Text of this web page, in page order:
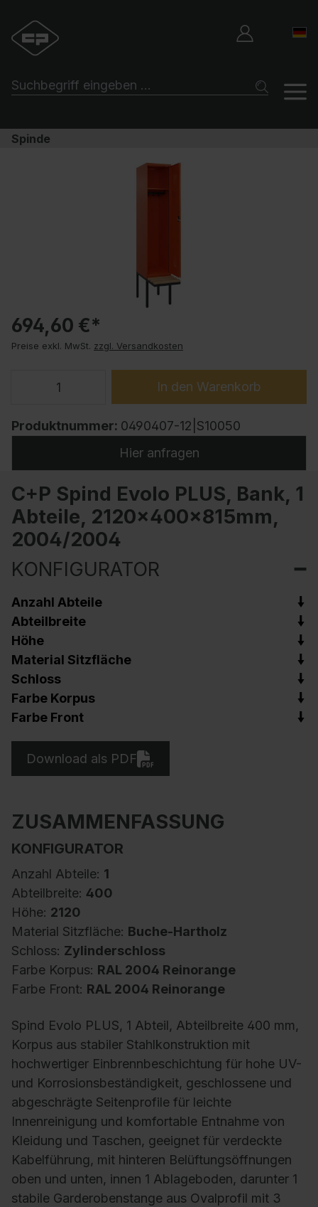
Spinde
694,60 €*
Preise exkl. MwSt. zzgl. Versandkosten
In den Warenkorb
Produktnummer: 0490407-12|S10050
Hier anfragen
C+P Spind Evolo PLUS, Bank, 1
Abteile, 2120x400x815mm,
2004/2004
KONFIGURATOR
Anzahl Abteile
Abteilbreite
Höhe
Material Sitzfläche
Schloss
Farbe Korpus
Farbe Front
Download als PDF
ZUSAMMENFASSUNG
KONFIGURATOR
Anzahl Abteile: 1
Abteilbreite: 400
Höhe: 2120
Material Sitzfläche: Buche-Hartholz
Schloss: Zylinderschloss
Farbe Korpus: RAL 2004 Reinorange
Farbe Front: RAL 2004 Reinorange
Spind Evolo PLUS, 1 Abteil, Abteilbreite 400 mm,
Korpus aus stabiler Stahlkonstruktion mit
hochwertiger Einbrennbeschichtung für hohe UV-
und Korrosionsbeständigkeit, geschlossene und
abgeschrägte Seitenprofile für leichte
Innenreinigung und komfortable Entnahme von
Kleidung und Taschen, geeignet für verdeckte
Kabelführung, mit hinteren Belüftungsöffnungen
oben und unten, innen 1 Ablageboden, darunter 1
stabile Garderobenstange aus Ovalprofil mit 3